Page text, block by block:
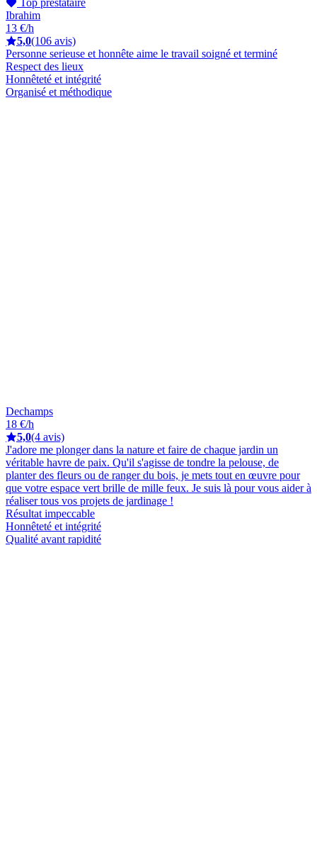
Ibrahim
13 €/h
5,0(106 avis)
Personne serieuse et honnête aime le travail soigné et terminé
Respect des lieux
Honnêteté et intégrité
Organisé et méthodique
Dechamps
18 €/h
5,0(4 avis)
J'adore me plonger dans la nature et faire de chaque jardin un
véritable havre de paix. Qu'il s'agisse de tondre la pelouse, de
planter des fleurs ou de ranger du bois, je mets tout en œuvre pour
que votre espace vert brille de mille feux. Je suis là pour vous aider à
réaliser tous vos projets de jardinage !
Résultat impeccable
Honnêteté et intégrité
Qualité avant rapidité